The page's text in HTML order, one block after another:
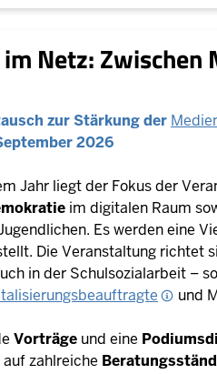
Netz: Zwischen
zur Stärkung der
2026
Jahr liegt der Fokus der
im digitalen Raum
Es werden eine
Die Veranstaltung richtet
in der Schulsozialarbeit –
und
Vorträge und eine
auf zahlreiche